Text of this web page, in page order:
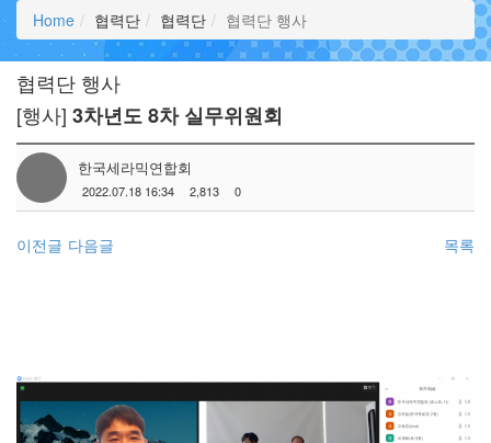
Home
협력단 협력단 협력단 행사
협력단 행사
[행사] 3차년도 8차 실무위원회
한국세라믹연합회
2022.07.18 16:34 2,813 0
이전글 다음글 목록